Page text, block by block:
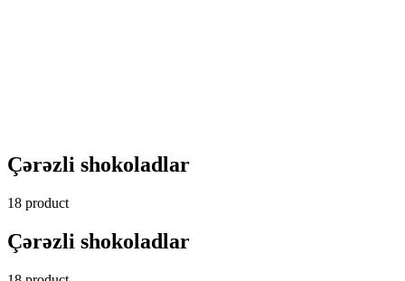
Çərəzli shokoladlar
18 product
Çərəzli shokoladlar